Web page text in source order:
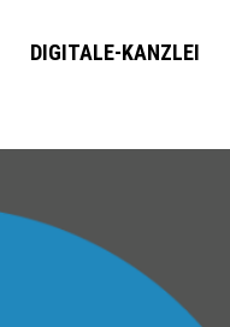
DIGITALE-KANZLEI